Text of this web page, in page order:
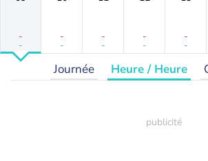
-
-
-
-
-
-
-
-
-
-
Journée Heure / Heure